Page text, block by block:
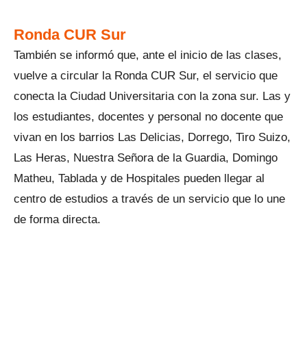
Ronda CUR Sur
También se informó que, ante el inicio de las clases,
vuelve a circular la Ronda CUR Sur, el servicio que
conecta la Ciudad Universitaria con la zona sur. Las y
los estudiantes, docentes y personal no docente que
vivan en los barrios Las Delicias, Dorrego, Tiro Suizo,
Las Heras, Nuestra Señora de la Guardia, Domingo
Matheu, Tablada y de Hospitales pueden llegar al
centro de estudios a través de un servicio que lo une
de forma directa.